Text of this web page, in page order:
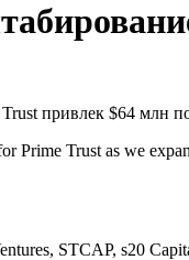
привлек $64 млн
Prime Trust as we
STCAP, s20